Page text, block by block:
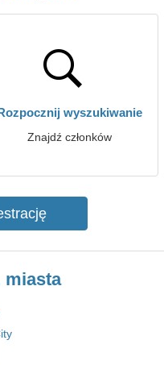
wyszukiwanie
Znajdź członków
miasta